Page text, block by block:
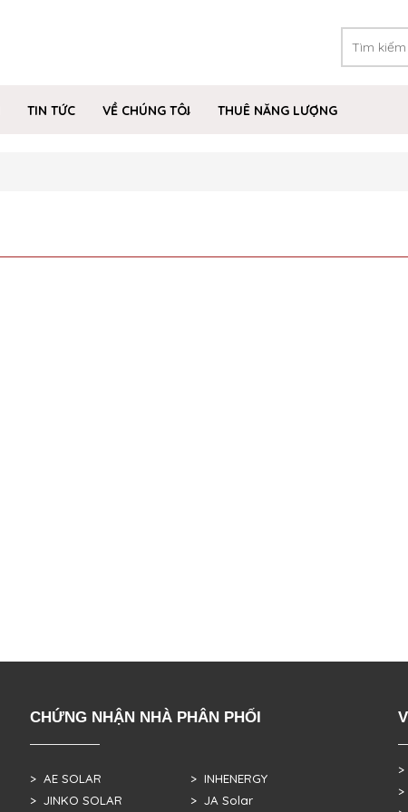
TIN TỨC VỀ CHÚNG TÔI
THUÊ NĂNG LƯỢNG
CHỨNG NHẬN NHÀ PHÂN PHỐI
> AE SOLAR
> JINKO SOLAR
> INHENERGY
> JA Solar
>